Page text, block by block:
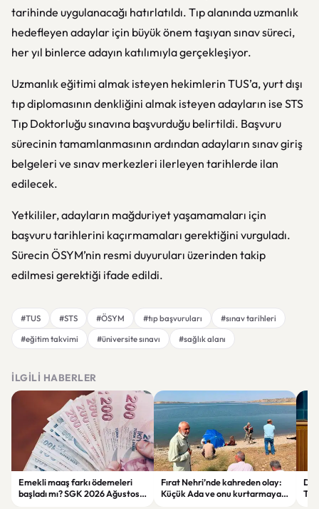
tarihinde uygulanacağı hatırlatıldı. Tıp alanında uzmanlık
hedefleyen adaylar için büyük önem taşıyan sınav süreci,
her yıl binlerce adayın katılımıyla gerçekleşiyor.
Uzmanlık eğitimi almak isteyen hekimlerin TUS’a, yurt dışı
tıp diplomasının denkliğini almak isteyen adayların ise STS
Tıp Doktorluğu sınavına başvurduğu belirtildi. Başvuru
sürecinin tamamlanmasının ardından adayların sınav giriş
belgeleri ve sınav merkezleri ilerleyen tarihlerde ilan
edilecek.
Yetkililer, adayların mağduriyet yaşamamaları için
başvuru tarihlerini kaçırmamaları gerektiğini vurguladı.
Sürecin ÖSYM’nin resmi duyuruları üzerinden takip
edilmesi gerektiği ifade edildi.
#TUS #STS #ÖSYM #tıp başvuruları
#sınav tarihleri
#eğitim takvimi
#üniversite sınavı #sağlık alanı
İLGILI HABERLER
Emekli maaş farkı ödemeleri
başladı mı? SGK 2026 Ağustos
Fırat Nehri’nde kahreden olay:
Küçük Ada ve onu kurtarmaya